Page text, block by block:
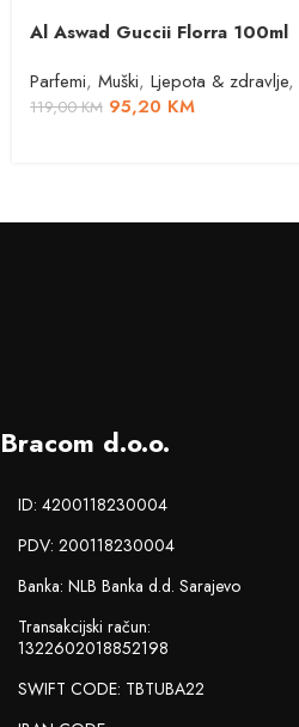
Al Aswad Guccii Florra 100ml
Parfemi, Muški, Ljepota & zdravlje,
119,00KM 95,20 KM
Bracom d.o.o.
ID: 4200118230004
PDV: 200118230004
Banka: NLB Banka d.d. Sarajevo
Transakcijski račun:
1322602018852198
SWIFT CODE: TBTUBA22